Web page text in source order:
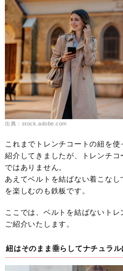
出典：stock.adobe.com
これまでトレンチコートの紐を
紹介してきましたが、トレンチ
ではありません。
あえてベルトを結ばない着こな
を楽しむのも鉄板です。
ここでは、ベルトを結ばないト
ご紹介いたします。
紐はそのまま垂らしてナチュラル